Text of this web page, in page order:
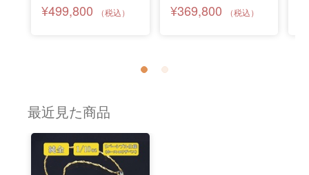
のみ受付
¥499,800 ¥369,800
最近見た商品